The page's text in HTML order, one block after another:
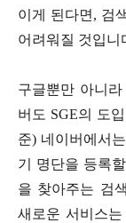
이게 된다면, 검
어려워질 것입니
구글뿐만 아니
버도 SGE의 도
준) 네이버에서
기 명단을 등록
을 찾아주는 검
새로운 서비스